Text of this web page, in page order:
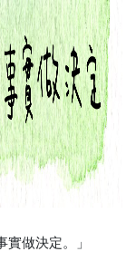
實做決定。」